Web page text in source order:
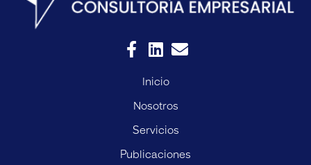
Inicio
Nosotros
Servicios
Publicaciones